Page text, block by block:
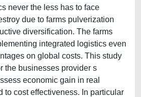
never the less has to face
due to farms pulverization
diversification. The farms
integrated logistics even
on global costs. This study
the businesses provider s
economic gain in real
to cost effectiveness. In particular